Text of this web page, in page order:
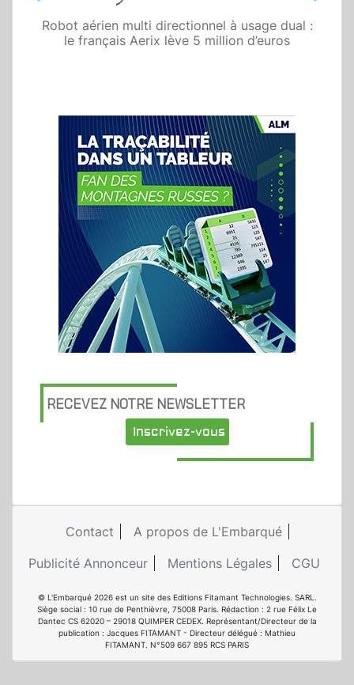
Robot aérien multi directionnel à usage dual :
le français Aerix lève 5 million d’euros
RECEVEZ NOTRE NEWSLETTER
Inscrivez-vous
Contact
A propos de L'Embarqué
Publicité Annonceur
Mentions Légales CGU
© L'Embarqué 2026 est un site des Editions Fitamant Technologies. SARL.
Siège social : 10 rue de Penthièvre, 75008 Paris. Rédaction : 2 rue Félix Le
Dantec CS 62020 – 29018 QUIMPER CEDEX. Représentant/Directeur de la
publication : Jacques FITAMANT - Directeur délégué : Mathieu
FITAMANT. N°509 667 895 RCS PARIS